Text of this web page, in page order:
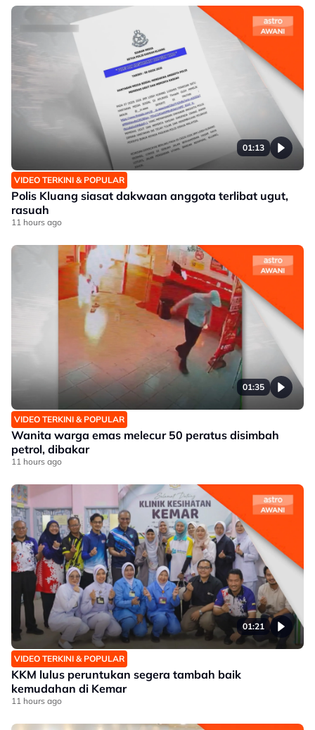
01:13
VIDEO TERKINI & POPULAR
Polis Kluang siasat dakwaan anggota terlibat ugut,
rasuah
11 hours ago
01:35
VIDEO TERKINI & POPULAR
Wanita warga emas melecur 50 peratus disimbah
petrol, dibakar
11 hours ago
01:21
VIDEO TERKINI & POPULAR
KKM lulus peruntukan segera tambah baik
kemudahan di Kemar
11 hours ago